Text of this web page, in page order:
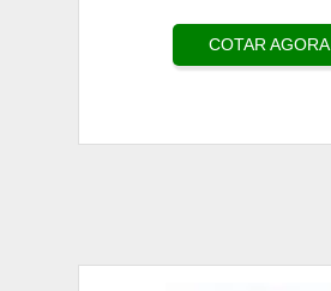
COTAR AGORA